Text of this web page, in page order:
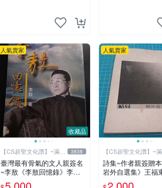
收藏品
人氣賣家
【CS超聖文化讚】~滿千
元送運
3838
臺灣最有骨氣的文人親簽名
~李敖《李敖回憶錄》李敖
著 商周出版 1999年1月1 日
人氣賣家
【CS超聖文化讚】~滿
元送運
詩集~作者親簽贈
岩外自選集》王福
72年出版 泛黃【